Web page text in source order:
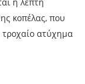
κοπέλας, που
ατύχημα